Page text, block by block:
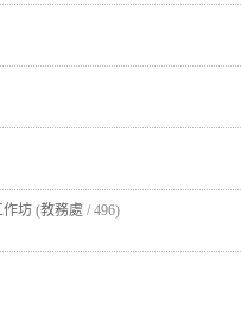
作坊 (教務處 / 496)